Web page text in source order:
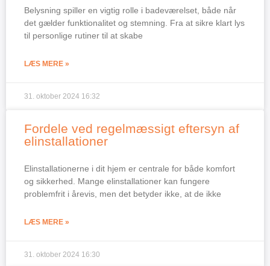
Belysning spiller en vigtig rolle i badeværelset, både når
det gælder funktionalitet og stemning. Fra at sikre klart lys
til personlige rutiner til at skabe
LÆS MERE »
31. oktober 2024 16:32
Fordele ved regelmæssigt eftersyn af
elinstallationer
Elinstallationerne i dit hjem er centrale for både komfort
og sikkerhed. Mange elinstallationer kan fungere
problemfrit i årevis, men det betyder ikke, at de ikke
LÆS MERE »
31. oktober 2024 16:30